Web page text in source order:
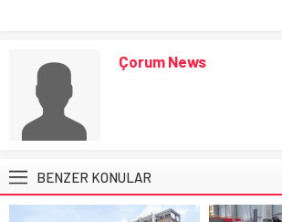
Çorum News
BENZER KONULAR